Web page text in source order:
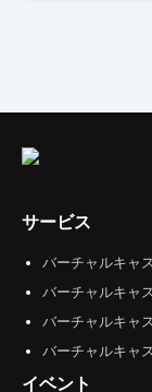
サービス
バーチャルキャ
バーチャルキャ
バーチャルキャ
バーチャルキャ
イベント